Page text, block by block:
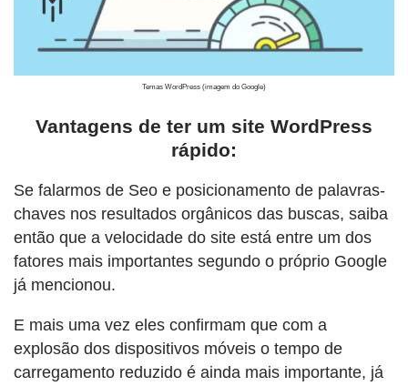
Temas WordPress (imagem do Google)
Vantagens de ter um site WordPress
rápido:
Se falarmos de Seo e posicionamento de palavras-
chaves nos resultados orgânicos das buscas, saiba
então que a velocidade do site está entre um dos
fatores mais importantes segundo o próprio Google
já mencionou.
E mais uma vez eles confirmam que com a
explosão dos dispositivos móveis o tempo de
carregamento reduzido é ainda mais importante, já